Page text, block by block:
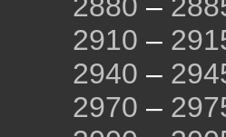
2880 –
2910 –
2940 –
2970 –